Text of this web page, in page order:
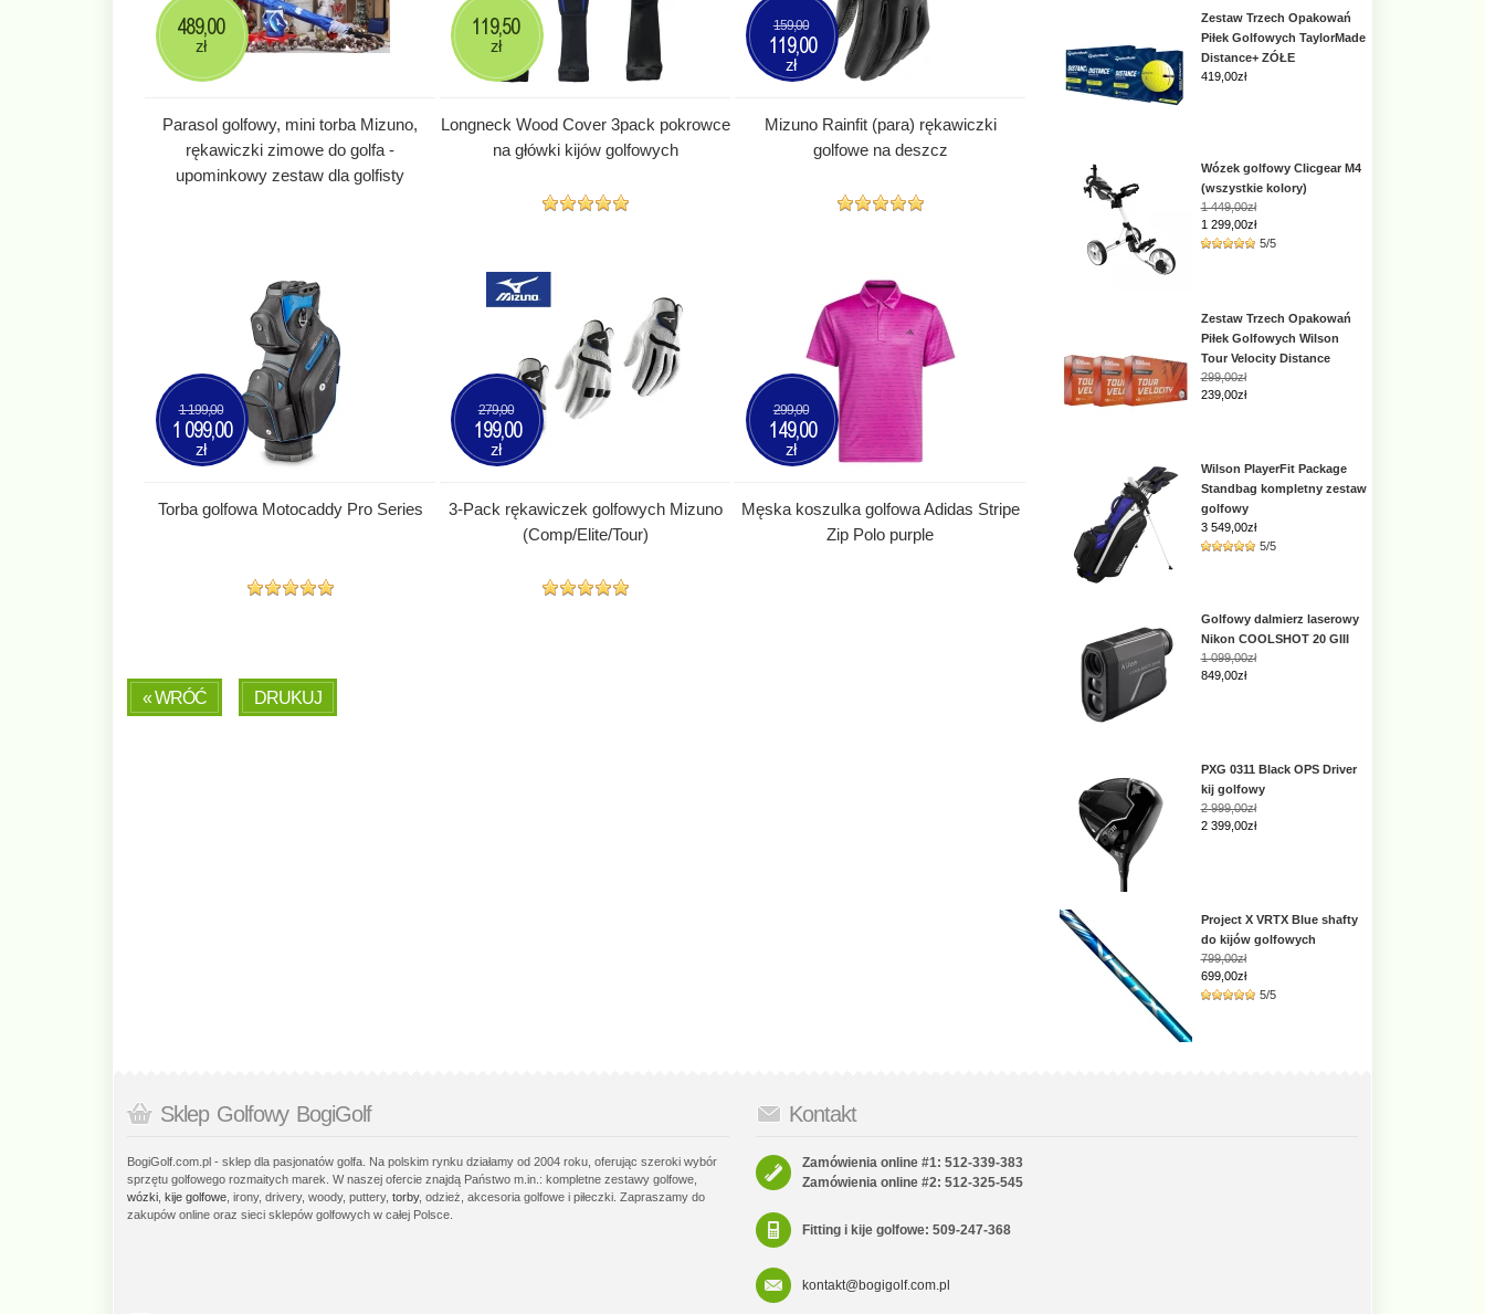
Parasol golfowy, mini torba Mizuno,
rękawiczki zimowe do golfa -
upominkowy zestaw dla golfisty
489,00
zł
Longneck Wood Cover 3pack pokrowce
na główki kijów golfowych
119,50
zł
Mizuno Rainfit (para) rękawiczki
golfowe na deszcz
159,00
119,00
zł
Torba golfowa Motocaddy Pro Series
1 199,00
1 099,00
zł
3-Pack rękawiczek golfowych Mizuno
(Comp/Elite/Tour)
279,00
199,00
zł
Męska koszulka golfowa Adidas Stripe
Zip Polo purple
299,00
149,00
zł
« WRÓĆ DRUKUJ
Zestaw Trzech Opakowań
Piłek Golfowych TaylorMade
Distance+ ZÓŁE
419,00zł
Wózek golfowy Clicgear M4
(wszystkie kolory)
1 449,00zł
1 299,00zł
5/5
Zestaw Trzech Opakowań
Piłek Golfowych Wilson
Tour Velocity Distance
299,00zł
239,00zł
Wilson PlayerFit Package
Standbag kompletny zestaw
golfowy
3 549,00zł
5/5
Golfowy dalmierz laserowy
Nikon COOLSHOT 20 GIII
1 099,00zł
849,00zł
PXG 0311 Black OPS Driver
kij golfowy
2 999,00zł
2 399,00zł
Project X VRTX Blue shafty
do kijów golfowych
799,00zł
699,00zł
5/5
Sklep Golfowy BogiGolf
BogiGolf.com.pl - sklep dla pasjonatów golfa. Na polskim rynku działamy od 2004 roku, oferując szeroki wybór
sprzętu golfowego rozmaitych marek. W naszej ofercie znajdą Państwo m.in.: kompletne zestawy golfowe,
wózki kije golfowe , irony, drivery, woody, puttery, torby, odzież, akcesoria golfowe i piłeczki. Zapraszamy do
zakupów online oraz sieci sklepów golfowych w całej Polsce.
Kontakt
Zamówienia online #1: 512-339-383
Zamówienia online #2: 512-325-545
Fitting i kije golfowe: 509-247-368
kontakt@bogigolf.com.pl